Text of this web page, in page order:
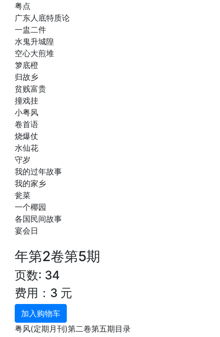
粤点
广东人底特质论
一盅二件
水鬼升城隍
空心大煎堆
箩底橙
归故乡
贫贱富贵
撞戏挂
小粤风
卷首语
烧爆仗
水仙花
守岁
我的过年故事
我的家乡
瓮菜
一个椰园
各国民间故事
宴会日
年第2卷第5期
页数: 34
费用：3 元
加入购物车
粤风(定期月刊)第二卷第五期目录